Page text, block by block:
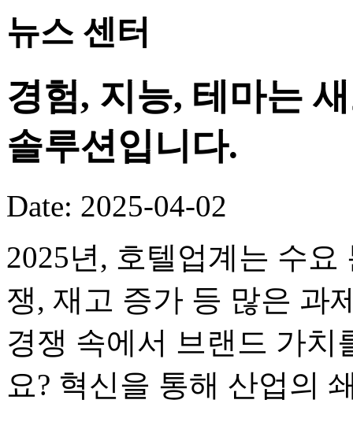
뉴스 센터
경험, 지능, 테마는
솔루션입니다.
Date: 2025-04-02
2025년, 호텔업계는 수
쟁, 재고 증가 등 많은 과
경쟁 속에서 브랜드 가치
요? 혁신을 통해 산업의